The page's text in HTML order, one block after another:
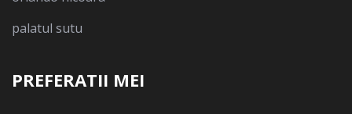
palatul sutu
PREFERATII MEI